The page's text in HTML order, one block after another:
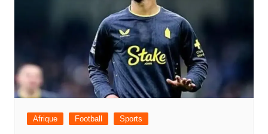
Afrique Football Sports